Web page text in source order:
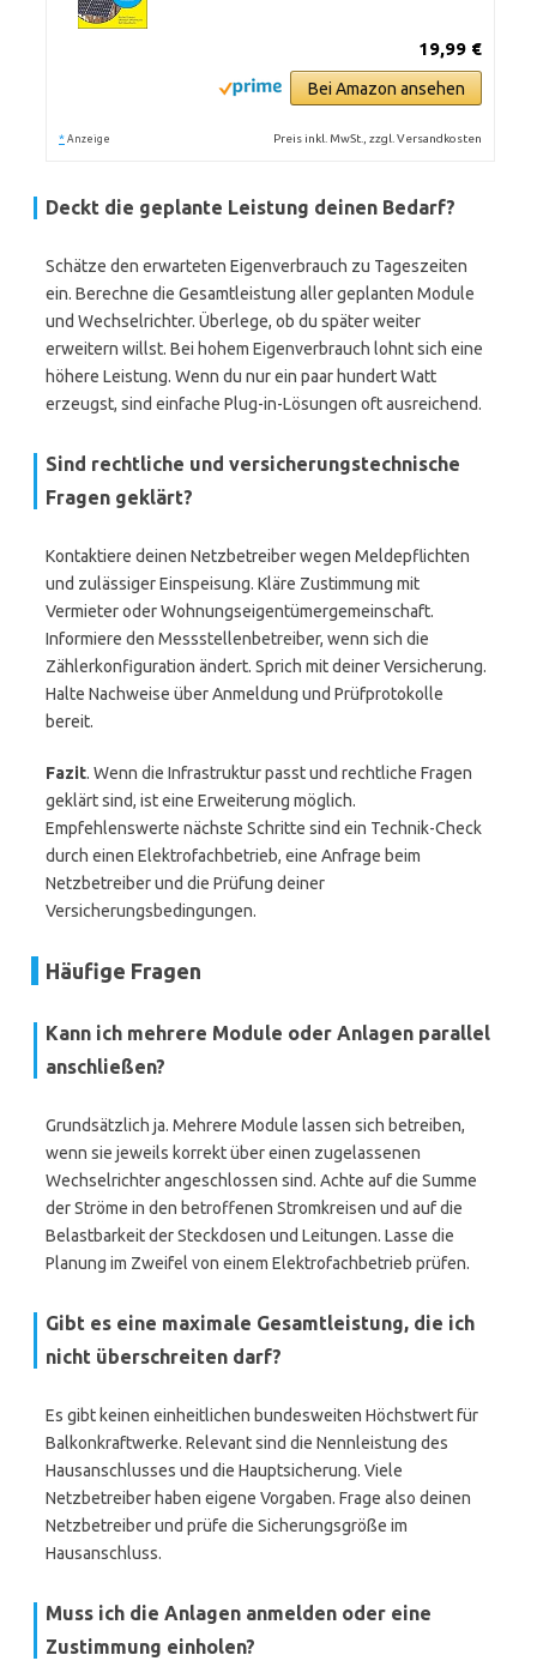
19,99 €
Bei Amazon ansehen
* Anzeige Preis inkl. MwSt., zzgl. Versandkosten
Deckt die geplante Leistung deinen Bedarf?
Schätze den erwarteten Eigenverbrauch zu Tageszeiten
ein. Berechne die Gesamtleistung aller geplanten Module
und Wechselrichter. Überlege, ob du später weiter
erweitern willst. Bei hohem Eigenverbrauch lohnt sich eine
höhere Leistung. Wenn du nur ein paar hundert Watt
erzeugst, sind einfache Plug-in-Lösungen oft ausreichend.
Sind rechtliche und versicherungstechnische
Fragen geklärt?
Kontaktiere deinen Netzbetreiber wegen Meldepflichten
und zulässiger Einspeisung. Kläre Zustimmung mit
Vermieter oder Wohnungseigentümergemeinschaft.
Informiere den Messstellenbetreiber, wenn sich die
Zählerkonfiguration ändert. Sprich mit deiner Versicherung.
Halte Nachweise über Anmeldung und Prüfprotokolle
bereit.
Fazit. Wenn die Infrastruktur passt und rechtliche Fragen
geklärt sind, ist eine Erweiterung möglich.
Empfehlenswerte nächste Schritte sind ein Technik-Check
durch einen Elektrofachbetrieb, eine Anfrage beim
Netzbetreiber und die Prüfung deiner
Versicherungsbedingungen.
Häufige Fragen
Kann ich mehrere Module oder Anlagen parallel
anschließen?
Grundsätzlich ja. Mehrere Module lassen sich betreiben,
wenn sie jeweils korrekt über einen zugelassenen
Wechselrichter angeschlossen sind. Achte auf die Summe
der Ströme in den betroffenen Stromkreisen und auf die
Belastbarkeit der Steckdosen und Leitungen. Lasse die
Planung im Zweifel von einem Elektrofachbetrieb prüfen.
Gibt es eine maximale Gesamtleistung, die ich
nicht überschreiten darf?
Es gibt keinen einheitlichen bundesweiten Höchstwert für
Balkonkraftwerke. Relevant sind die Nennleistung des
Hausanschlusses und die Hauptsicherung. Viele
Netzbetreiber haben eigene Vorgaben. Frage also deinen
Netzbetreiber und prüfe die Sicherungsgröße im
Hausanschluss.
Muss ich die Anlagen anmelden oder eine
Zustimmung einholen?